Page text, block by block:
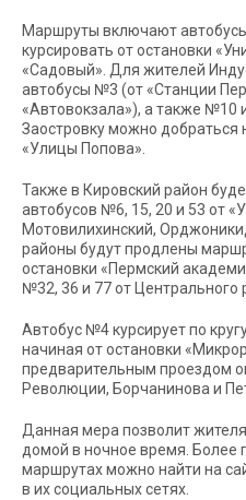
Маршруты включают
курсировать от остановки
«Садовый». Для жителей
автобусы №3 (от «Станции
«Автовокзала»), а также №10
Заостровку можно
«Улицы Попова».
Также в Кировский район
автобусов №6, 15, 20 и 53 от
Мотовилихинский,
районы будут продлены
остановки «Пермский
№32, 36 и 77 от Центрального
Автобус №4 курсирует по
начиная от остановки
предварительным проездом
Революции, Борчанинова и
Данная мера позволит
домой в ночное время.
маршрутах можно найти на
в их социальных сетях.